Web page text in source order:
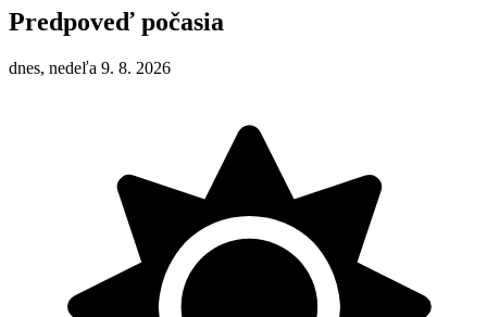
Predpoveď počasia
dnes, nedeľa 9. 8. 2026